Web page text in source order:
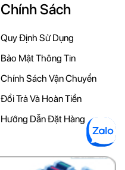
Chính Sách
Quy Định Sử Dụng
Bảo Mật Thông Tin
Chính Sách Vận Chuyển
Đổi Trả Và Hoàn Tiền
Hướng Dẫn Đặt Hàng